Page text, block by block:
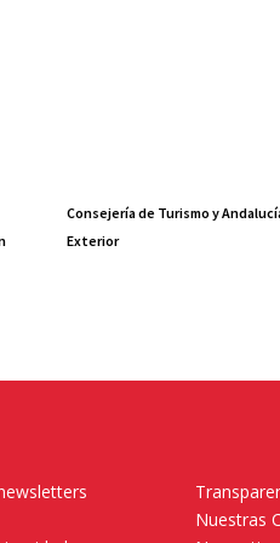
Consejería de Turismo y
Exterior
Nuestras